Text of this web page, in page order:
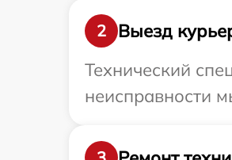
2
Выезд
Технический
неисправности